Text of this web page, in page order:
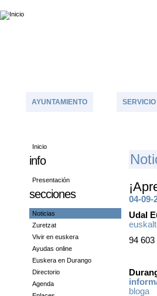
AYUNTAMIENTO
Inicio
info
Presentación
secciones
Noticias
Zuretzat
Vivir en euskera
Ayudas online
Euskera en Durango
Directorio
Agenda
N
04-09-
Udal
94 603
bloga